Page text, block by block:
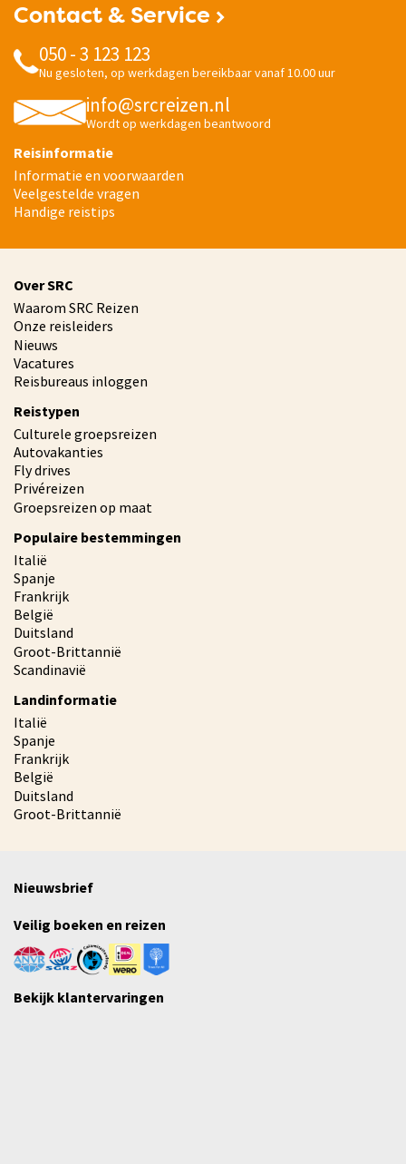
Contact & Service
050 - 3 123 123
Nu gesloten, op werkdagen bereikbaar vanaf 10.00 uur
info@srcreizen.nl
Wordt op werkdagen beantwoord
Reisinformatie
Informatie en voorwaarden
Veelgestelde vragen
Handige reistips
Over SRC
Waarom SRC Reizen
Onze reisleiders
Nieuws
Vacatures
Reisbureaus inloggen
Reistypen
Culturele groepsreizen
Autovakanties
Fly drives
Privéreizen
Groepsreizen op maat
Populaire bestemmingen
Italië
Spanje
Frankrijk
België
Duitsland
Groot-Brittannië
Scandinavië
Landinformatie
Italië
Spanje
Frankrijk
België
Duitsland
Groot-Brittannië
Nieuwsbrief
Veilig boeken en reizen
Bekijk klantervaringen